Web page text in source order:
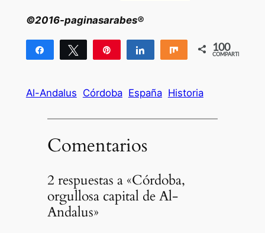
©2016-paginasarabes®
Compartir Twittear Compartir Compartir
100
COMPARTIR
Al-Andalus Córdoba España Historia
Comentarios
2 respuestas a «Córdoba,
orgullosa capital de Al-
Andalus»